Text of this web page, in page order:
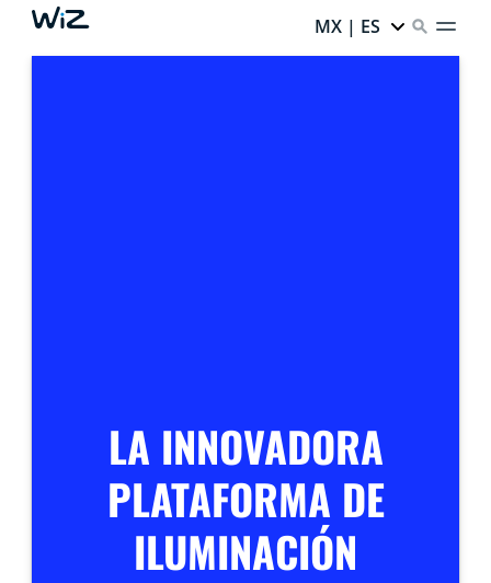
MX | ES
LA INNOVADORA
PLATAFORMA DE
ILUMINACIÓN